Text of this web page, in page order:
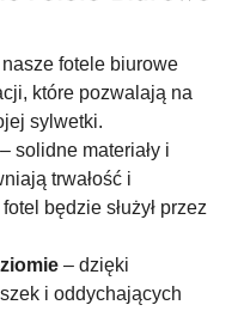
fotele biurowe
które pozwalają na
sylwetki.
– solidne materiały i
trwałość i
będzie służył przez
– dzięki
i oddychających